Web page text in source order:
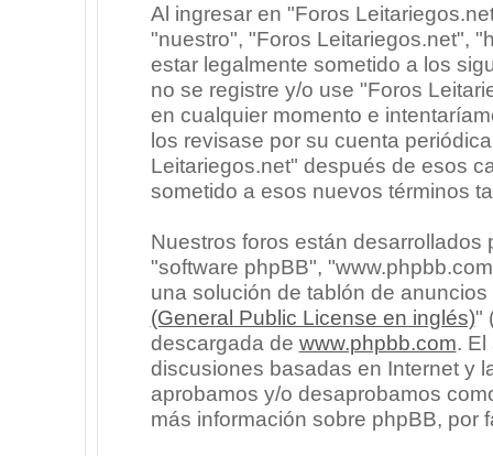
Al ingresar en "Foros
"nuestro", "Foros Leitariegos.net",
estar legalmente sometido a los
no se registre y/o use "Foros
en cualquier momento e
los revisase por su cuenta
Leitariegos.net" después de esos
sometido a esos nuevos términos
Nuestros foros están
"software phpBB",
una solución de tablón de
(General Public License en inglés)"
descargada de www.phpbb.com. El
discusiones basadas en Internet y
aprobamos y/o desaprobamos
más información sobre phpBB, por